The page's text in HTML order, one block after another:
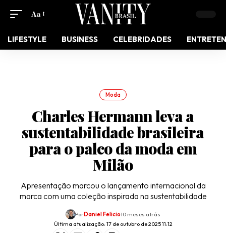
Aa
LIFESTYLE BUSINESS CELEBRIDADES
Moda
Charles Hermann leva a
sustentabilidade brasileira
para o palco da moda em
Milão
Apresentação marcou o lançamento internacional da
marca com uma coleção inspirada na sustentabilidade
Última atualização: 17 de outubro de 2025 11:12
PorDaniel Felicio10 meses atrás